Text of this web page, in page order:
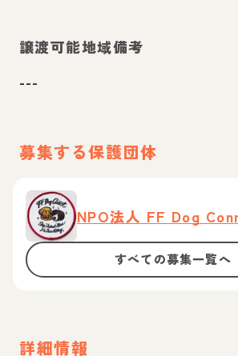
譲渡可能地域備考
---
募集する保護団体
NPO法人 FF Dog
すべての募集一覧へ
詳細情報